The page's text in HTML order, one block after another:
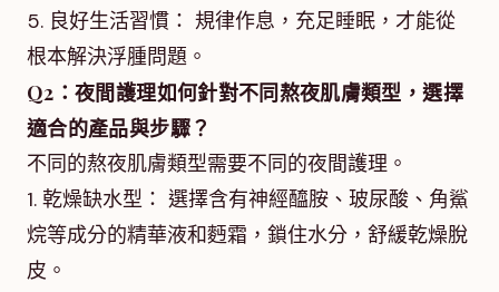
5. 良好生活習慣： 規律作息，充足睡眠，才能從
根本解決浮腫問題。
Q2：夜間護理如何針對不同熬夜肌膚類型，選擇
適合的產品與步驟？
不同的熬夜肌膚類型需要不同的夜間護理。
1. 乾燥缺水型： 選擇含有神經醯胺、玻尿酸、角鯊
烷等成分的精華液和麪霜，鎖住水分，舒緩乾燥脫
皮。